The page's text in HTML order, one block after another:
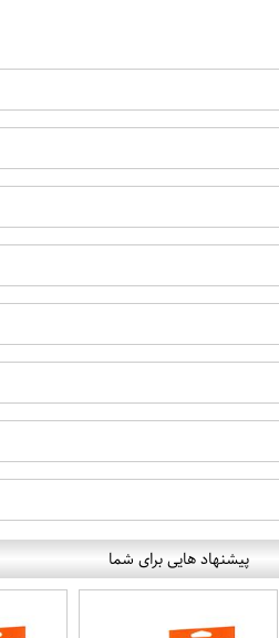
پیشنهاد هایی برای شما